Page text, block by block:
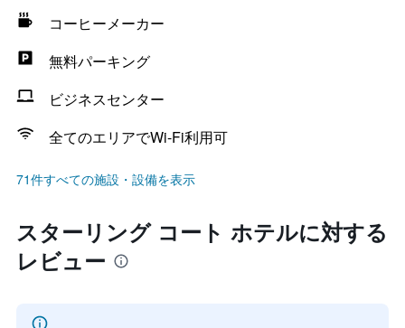
コーヒーメーカー
無料パーキング
ビジネスセンター
全てのエリアでWi-Fi利用可
71件すべての施設・設備を表示
スターリング コート ホテルに対する
レビュー